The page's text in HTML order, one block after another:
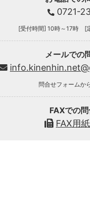
0721-
[受付時間] 10時～17時 [
メールでの
問合せフォームか
FAXでの
FAX用